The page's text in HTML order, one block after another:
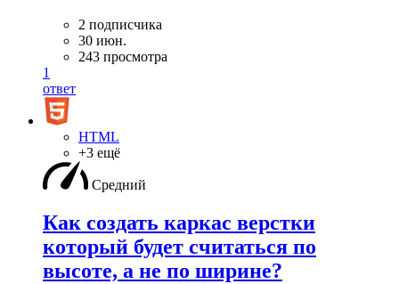
2 подписчика
30 июн.
243 просмотра
1
ответ
HTML
+3 ещё
Средний
Как создать каркас верстки
который будет считаться по
высоте, а не по ширине?